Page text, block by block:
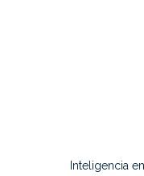
Inteligencia